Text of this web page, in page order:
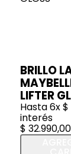
BRILLO
LIFTER
Hasta6x$
interés
$ 32.990,00